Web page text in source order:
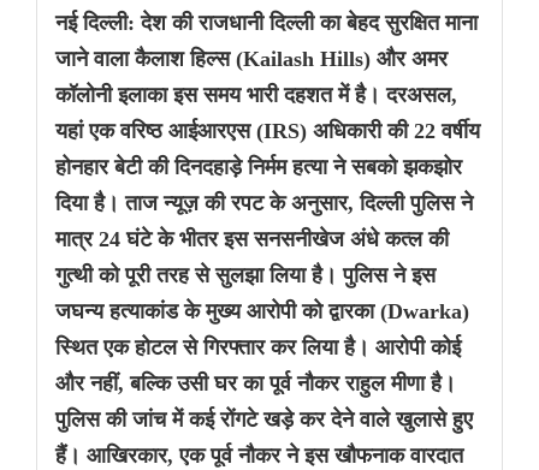
नई दिल्ली: देश की राजधानी दिल्ली का बेहद सुरक्षित माना
जाने वाला कैलाश हिल्स (Kailash Hills) और अमर
कॉलोनी इलाका इस समय भारी दहशत में है। दरअसल,
यहां एक वरिष्ठ आईआरएस (IRS) अधिकारी की 22 वर्षीय
होनहार बेटी की दिनदहाड़े निर्मम हत्या ने सबको झकझोर
दिया है। ताज न्यूज़ की रपट के अनुसार, दिल्ली पुलिस ने
मात्र 24 घंटे के भीतर इस सनसनीखेज अंधे कत्ल की
गुत्थी को पूरी तरह से सुलझा लिया है। पुलिस ने इस
जघन्य हत्याकांड के मुख्य आरोपी को द्वारका (Dwarka)
स्थित एक होटल से गिरफ्तार कर लिया है। आरोपी कोई
और नहीं, बल्कि उसी घर का पूर्व नौकर राहुल मीणा है।
पुलिस की जांच में कई रोंगटे खड़े कर देने वाले खुलासे हुए
हैं। आखिरकार, एक पूर्व नौकर ने इस खौफनाक वारदात